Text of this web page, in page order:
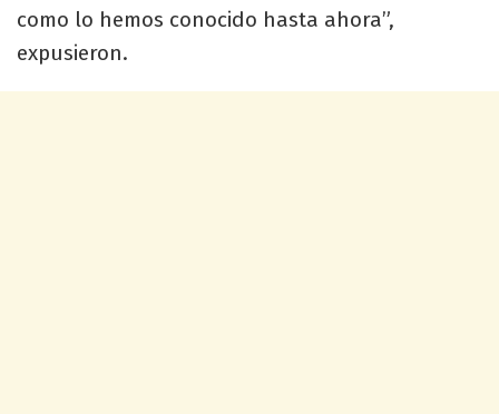
como lo hemos conocido hasta ahora”,
expusieron.